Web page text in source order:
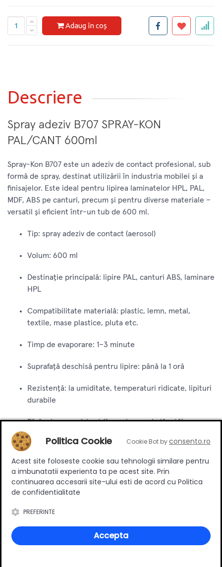
Adaug în coș
Descriere
Spray adeziv B707 SPRAY-KON
PAL/CANT 600ml
Spray-Kon B707 este un adeziv de contact profesional, sub
formă de spray, destinat utilizării în industria mobilei și a
finisajelor. Este ideal pentru lipirea laminatelor HPL, PAL,
MDF, ABS pe canturi, precum și pentru diverse materiale –
versatil și eficient într-un tub de 600 ml.
Tip: spray adeziv de contact (aerosol)
Volum: 600 ml
Destinație principală: lipire PAL, canturi ABS, laminare
HPL
Compatibilitate materială: plastic, lemn, metal,
textile, mase plastice, pluta etc.
Timp de evaporare: 1–3 minute
Suprafață deschisă pentru lipire: până la 1 oră
Rezistență: la umiditate, temperaturi ridicate, lipituri
durabile
Fără miros persistent (formulare mai plăcută)
Spray-Kon B707 este soluția optimă pentru proiecte de
durabilă. Poate fi utilizat la dublarea blaturilor, montarea
canturilor ABS, lipirea laminatelor decorative sau fixarea
diferitelor materiale pe suporturi rigide. Prin aplicarea
evaporare și apoi presare – se obține o lipitură solidă și
rezistentă.
Politica Cookie Cookie Bot byconsento.ro
Acest site foloseste cookie sau tehnologii similare pentru
a imbunatatii experienta ta pe acest site. Prin
continuarea accesarii site-ului esti de acord cu Politica
de confidentialitate
PREFERINTE
Accepta